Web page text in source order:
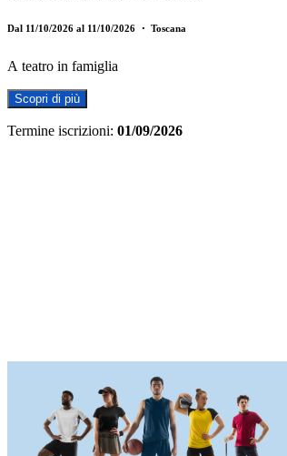
Dal 11/10/2026 al 11/10/2026 ・ Toscana
A teatro in famiglia
Scopri di più
Termine iscrizioni: 01/09/2026